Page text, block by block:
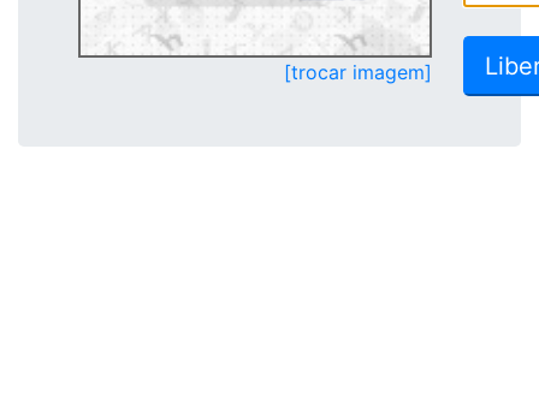
[trocar imagem]